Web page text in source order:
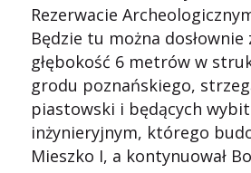
Rezerwacie
Będzie tu można dosłownie
głębokość 6 metrów w
grodu poznańskiego,
piastowski i będących
inżynieryjnym, którego
Mieszko I, a kontynuował